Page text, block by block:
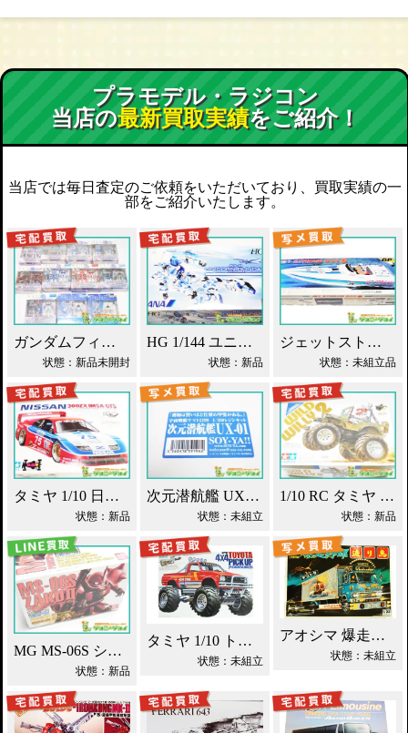
プラモデル・ラジコン
当店の最新買取実績をご紹介！
当店では毎日査定のご依頼をいただいており、買取実績の一
部をご紹介いたします。
ガンダムフィックスフィギュレーション GFF おまとめ買取！
状態：新品未開封
HG 1/144 ユニコーンガンダム ANAオリジナルカラー買取！
状態：新品
ジェットストリーム 800S 京商 レーシングボート買取！
状態：未組立品
タミヤ 1/10 日産 300ZX IMSA・GTS ラジコン買取！
状態：新品
次元潜航艦 UX-01 レジンキット 1/350 宇宙戦艦ヤマト2199買取！
状態：未組立
1/10 RC タミヤ ワイルドウイリー2 買取！
状態：新品
MG MS-06S シャア専用ザク エクストラフィニッシュ買取！
状態：新品
タミヤ 1/10 トヨタ マウンテンライダー 買取！
状態：未組立
アオシマ 爆走野郎渡り鳥 デコトラ買取！
状態：未組立